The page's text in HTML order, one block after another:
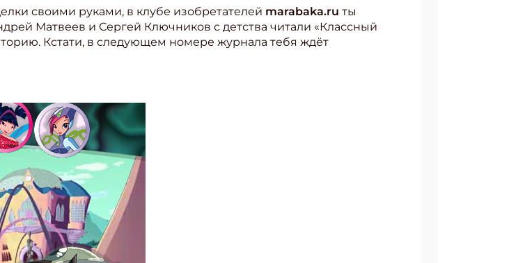
своими руками, в клубе изобретателей marabaka.ru ты
Матвеев и Сергей Ключников с детства читали «Классный
Кстати, в следующем номере журнала тебя ждёт